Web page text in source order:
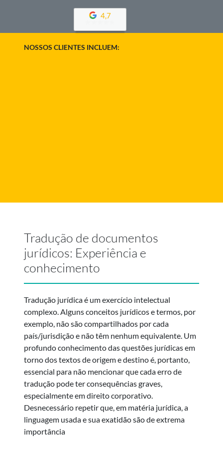
4,7
NOSSOS CLIENTES INCLUEM:
Tradução de documentos
jurídicos: Experiência e
conhecimento
Tradução jurídica é um exercício intelectual
complexo. Alguns conceitos jurídicos e termos, por
exemplo, não são compartilhados por cada
país/jurisdição e não têm nenhum equivalente. Um
profundo conhecimento das questões jurídicas em
torno dos textos de origem e destino é, portanto,
essencial para não mencionar que cada erro de
tradução pode ter consequências graves,
especialmente em direito corporativo.
Desnecessário repetir que, em matéria jurídica, a
linguagem usada e sua exatidão são de extrema
importância